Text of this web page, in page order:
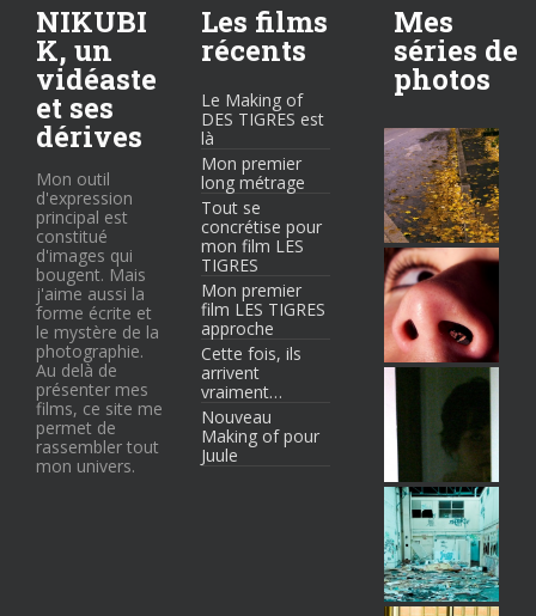
NIKUBI
K, un
vidéaste
et ses
dérives
Mon outil
d'expression
principal est
constitué
d'images qui
bougent. Mais
j'aime aussi la
forme écrite et
le mystère de la
photographie.
Au delà de
présenter mes
films, ce site me
permet de
rassembler tout
mon univers.
Les films
récents
Le Making of
DES TIGRES est
là
Mon premier
long métrage
Tout se
concrétise pour
mon film LES
TIGRES
Mon premier
film LES TIGRES
approche
Cette fois, ils
arrivent
vraiment…
Nouveau
Making of pour
Juule
Mes
séries de
photos